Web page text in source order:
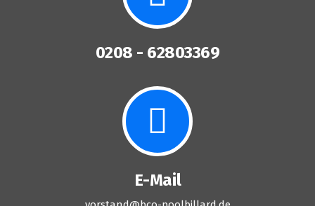
0208 - 62803369
E-Mail